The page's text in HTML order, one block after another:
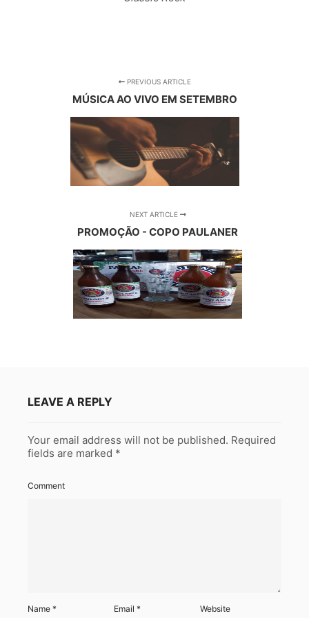
PREVIOUS ARTICLE
MÚSICA AO VIVO EM SETEMBRO
NEXT ARTICLE
PROMOÇÃO - COPO PAULANER
LEAVE A REPLY
Your email address will not be published. Required
fields are marked *
Comment
Name * Email* Website